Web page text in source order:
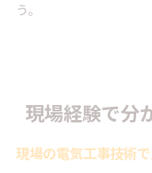
う。
現場経験で分
現場の電気工事技術